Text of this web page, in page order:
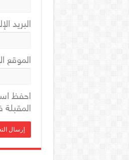
البريد
الموقع
احفظ